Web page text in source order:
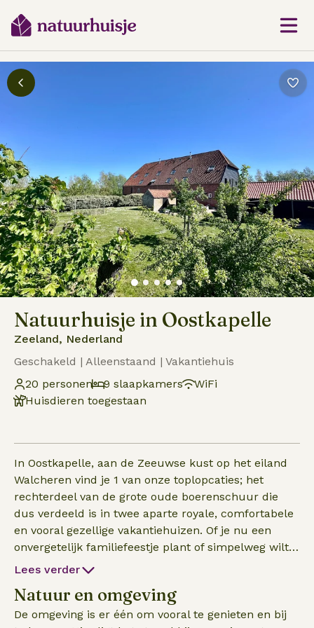
Natuurhuisje in Oostkapelle
Zeeland, Nederland
Geschakeld | Alleenstaand | Vakantiehuis
20 personen
9 slaapkamers
WiFi
Huisdieren toegestaan
In Oostkapelle, aan de Zeeuwse kust op het eiland
Walcheren vind je 1 van onze toplopcaties; het
rechterdeel van de grote oude boerenschuur die
dus verdeeld is in twee aparte royale, comfortabele
en vooral gezellige vakantiehuizen. Of je nu een
onvergetelijk familiefeestje plant of simpelweg wilt
genieten van een bijzonder weekendje weg met je
vinden! De warme, stijlvolle inrichting evenals de
unieke buitenruimtes (tuin, terras, ligstoelen etc)
Lees verder
Natuur en omgeving
De omgeving is er één om vooral te genieten en bij